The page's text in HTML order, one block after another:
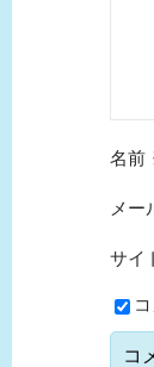
名前
メー
サイ